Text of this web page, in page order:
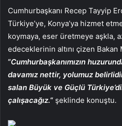
Cumhurbaşkanı Recep Tayyip
Türkiye’ye, Konya’ya hizmet
koymaya, eser üretmeye aşkla,
edeceklerinin altını çizen Bakan
“Cumhurbaşkanımızın
davamız nettir, yolumuz
salan Büyük ve Güçlü
çalışacağız.“ şeklinde konuştu.